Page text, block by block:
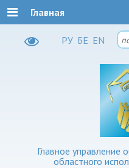
РУ БЕ EN
Главное управление
областного
Главная